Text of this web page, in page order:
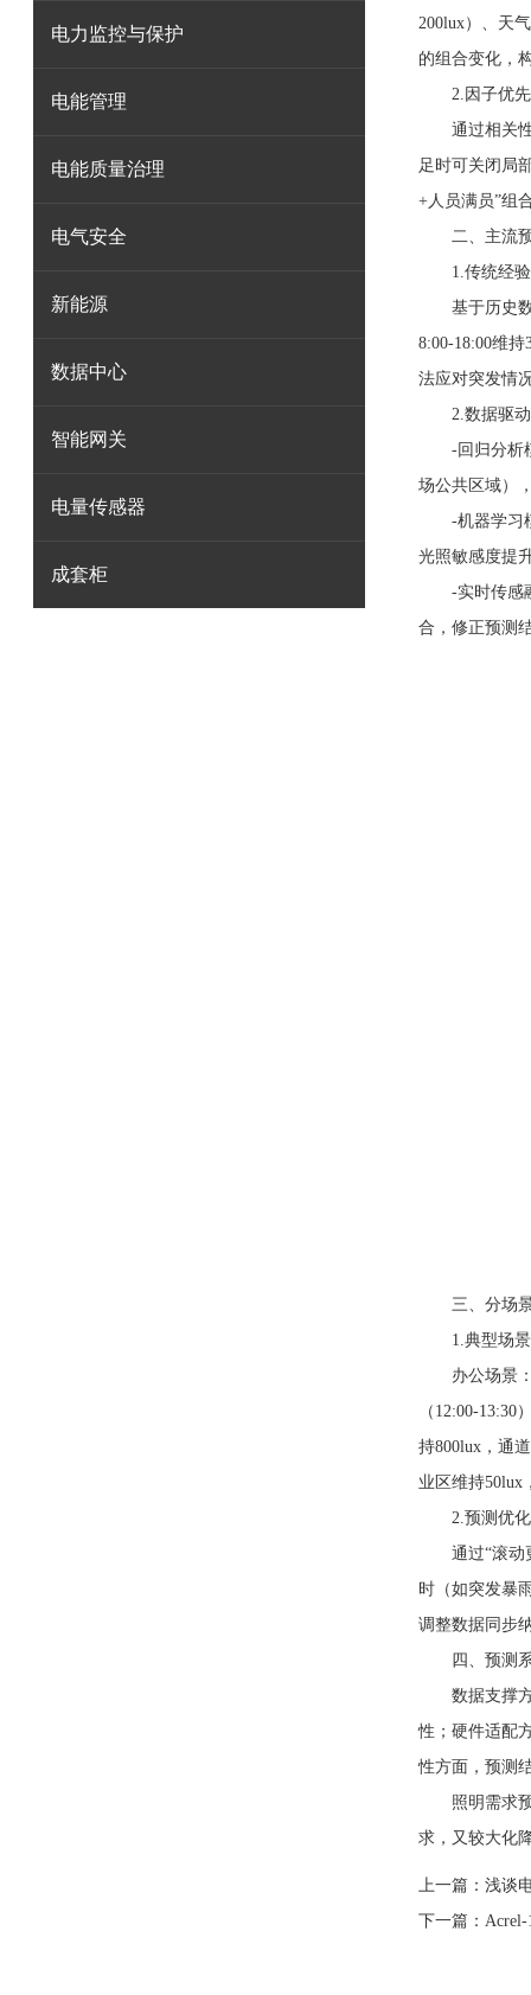
电力监控与保护
电能管理
电能质量治理
电气安全
新能源
数据中心
智能网关
电量传感器
成套柜
200lux）、天
的组合变化，
2.因子优先
通过相关性
足时可关闭局
+人员满员”组
二、主流预
1.传统经验
基于历史数
8:00-18:00维
法应对突发情
2.数据驱动
-回归分析模
场公共区域）
-机器学习模
光照敏感度提
-实时传感融
合，修正预测
三、分场景
1.典型场景
办公场景：
（12:00-
持800lux，通
业区维持50lux
2.预测优化
通过“滚动更
时（如突发暴
调整数据同步
四、预测系
数据支撑方
性；硬件适配
性方面，预测
照明需求预
求，又较大化
上一篇： 浅谈
下一篇： Acrel-